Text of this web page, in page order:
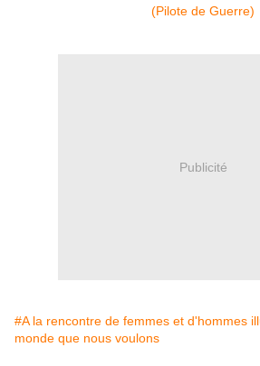
Publicité
#A la rencontre de femmes et d'hommes
monde que nous voulons